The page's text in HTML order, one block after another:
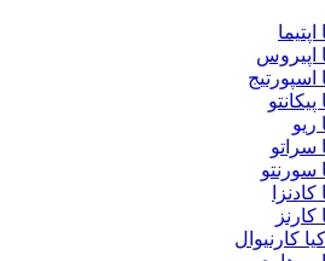
اپیروس
اسپورتیج
ریو
سراتو
سورنتو
کارنیوال